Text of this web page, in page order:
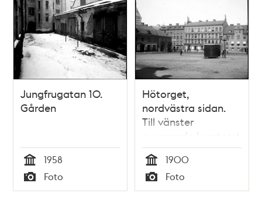
Jungfrugatan 10.
Gården
Tid
1958
Typ
Foto
Hötorget,
nordvästra sidan.
Till vänster
nuvarande kvarteret
Torgvågen
Tid
1900
Typ
Foto